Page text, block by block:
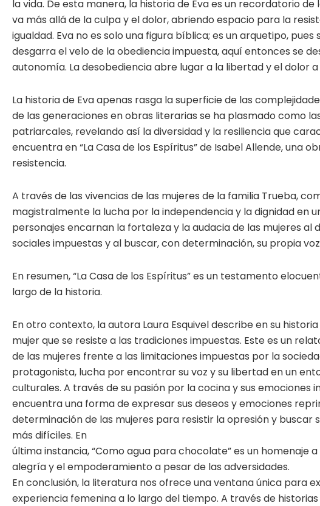
la vida. De esta manera, la historia de Eva es un recordatorio
va más allá de la culpa y el dolor, abriendo espacio para la
igualdad. Eva no es solo una figura bíblica; es un arquetipo,
desgarra el velo de la obediencia impuesta, aquí entonces se
autonomía. La desobediencia abre lugar a la libertad y el dolor a
La historia de Eva apenas rasga la superficie de las
de las generaciones en obras literarias se ha plasmado como
patriarcales, revelando así la diversidad y la resiliencia que
encuentra en “La Casa de los Espíritus” de Isabel Allende, una
resistencia.
A través de las vivencias de las mujeres de la familia Trueba,
magistralmente la lucha por la independencia y la dignidad en
personajes encarnan la fortaleza y la audacia de las mujeres al
sociales impuestas y al buscar, con determinación, su propia
En resumen, “La Casa de los Espíritus” es un testamento
largo de la historia.
En otro contexto, la autora Laura Esquivel describe en su
mujer que se resiste a las tradiciones impuestas. Este es un
de las mujeres frente a las limitaciones impuestas por la
protagonista, lucha por encontrar su voz y su libertad en un
culturales. A través de su pasión por la cocina y sus emociones
encuentra una forma de expresar sus deseos y emociones
determinación de las mujeres para resistir la opresión y buscar
más difíciles. En
última instancia, “Como agua para chocolate” es un homenaje
alegría y el empoderamiento a pesar de las adversidades.
En conclusión, la literatura nos ofrece una ventana única para
experiencia femenina a lo largo del tiempo. A través de